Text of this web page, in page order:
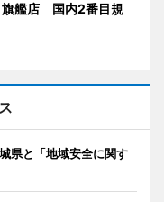
旗艦店 国内2番目規
県と「地域安全に関す